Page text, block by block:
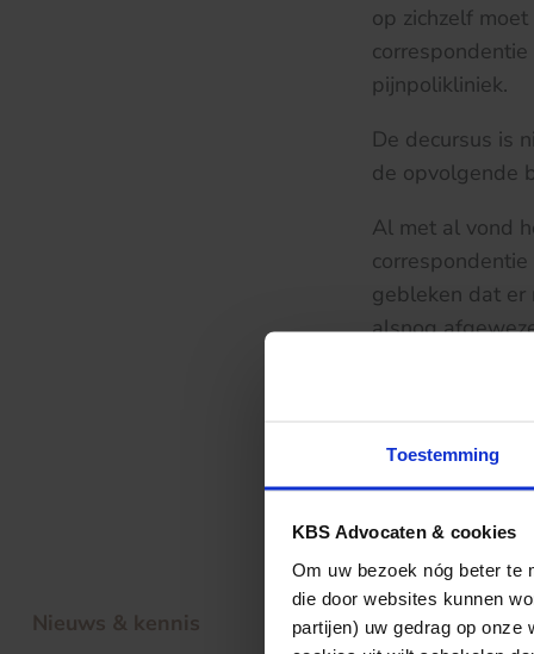
Toestemming
KBS Advocaten & cookies
Om uw bezoek nóg beter te
die door websites kunnen
partijen) uw gedrag op onze
op zichzelf
pijnpolikliniek.
De decursus is
de opvolgende
Al met al vond
gebleken dat er
alsnog
Al met al
klacht moeten
dossier.
Nieuws & kennis